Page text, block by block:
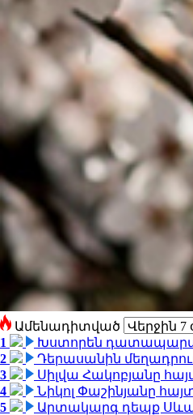
Ամենադիտված
1
Խստորեն
2
Դերասանին
3
Սիլվա Հակոբյանը
4
Նիկոլ Փաշինյանը
5
Արտակարգ դեպք